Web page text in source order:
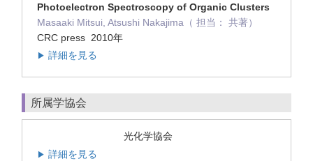
Photoelectron Spectroscopy of Organic Clusters
Masaaki Mitsui, Atsushi Nakajima（ 担当： 共著）
CRC press 2010年
▶ 詳細を見る
所属学協会
光化学協会
▶ 詳細を見る